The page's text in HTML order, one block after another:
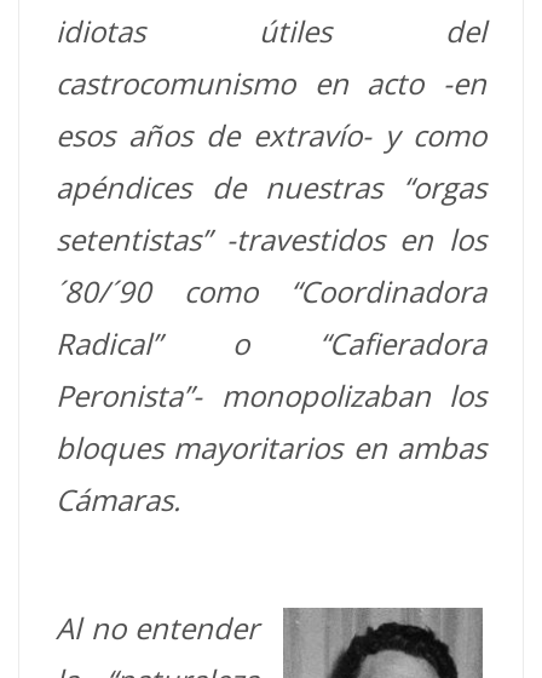
idiotas útiles del
castrocomunismo en acto -en
esos años de extravío- y como
apéndices de nuestras “orgas
setentistas” -travestidos en los
´80/´90 como “Coordinadora
Radical” o “Cafieradora
Peronista”- monopolizaban los
bloques mayoritarios en ambas
Cámaras.
Al no entender